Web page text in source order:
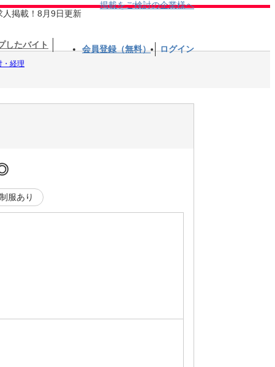
人掲載！8月9日更新
掲載をご検討の企業様へ
したバイト 会員登録（無料） ログイン
・経理
制服あり